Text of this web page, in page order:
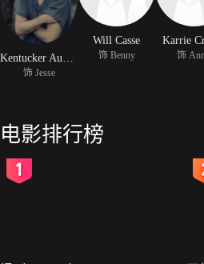
饰 Jesse
Will Casse
饰 Benny
Karrie
饰
电影排行榜